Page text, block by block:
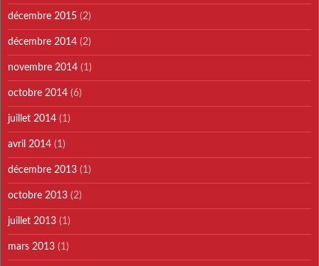
décembre 2015 (2)
décembre 2014 (2)
novembre 2014 (1)
octobre 2014 (6)
juillet 2014 (1)
avril 2014 (1)
décembre 2013 (1)
octobre 2013 (2)
juillet 2013 (1)
mars 2013 (1)